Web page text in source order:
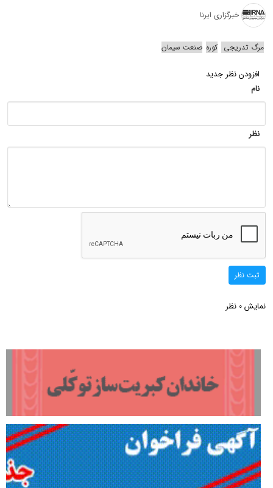
خبرگزاری ایرنا
مرگ تدریجی کوره‌ صنعت سیمان
افزودن نظر جدید
نام
نظر
ثبت نظر
نمایش 0 نظر